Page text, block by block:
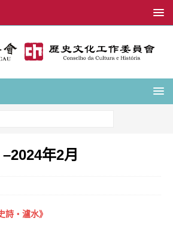
年2月
詩‧瀘水》